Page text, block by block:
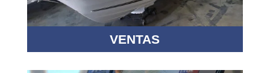
VENTAS